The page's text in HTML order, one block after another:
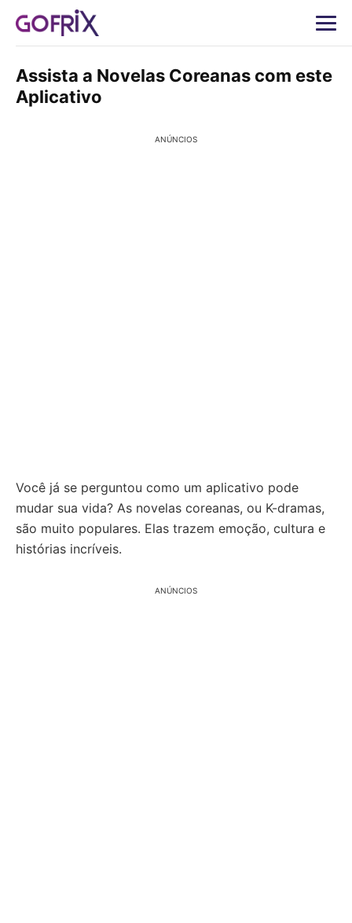
Assista a Novelas Coreanas com este
Aplicativo
ANÚNCIOS
Você já se perguntou como um aplicativo pode
mudar sua vida? As novelas coreanas, ou K-dramas,
são muito populares. Elas trazem emoção, cultura e
histórias incríveis.
ANÚNCIOS